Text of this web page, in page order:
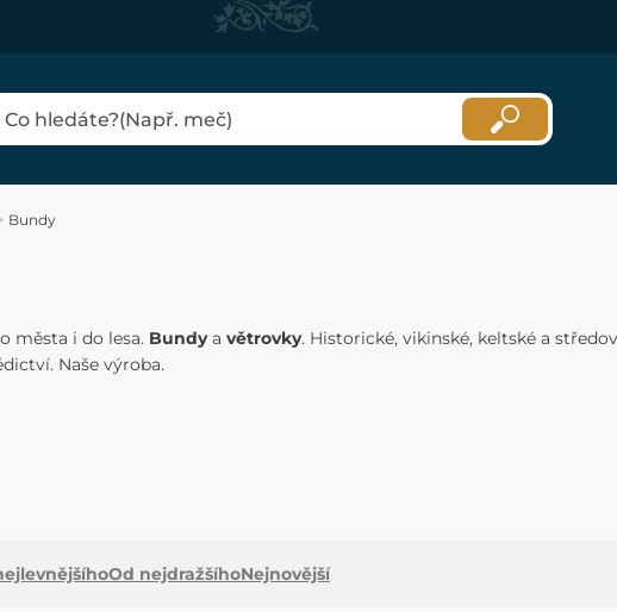
Bundy
města i do lesa. Bundya větrovky. Historické, vikinské, keltské a
Naše výroba.
Od nejdražšíhoNejnovější